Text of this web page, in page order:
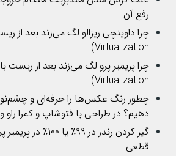
رفع آن
چرا داوینچی ریزالو لگ می‌زند بعد
Virtualization)
چرا پریمیر پرو لگ می‌زند بعد از
Virtualization)
چطور رنگ عکس‌ها را حرفه‌ای و چشم‌نواز
دهیم؟ در طراحی با فتوشاپ و کمرا راو و
گیر کردن رندر در ۹۹٪
قطعی